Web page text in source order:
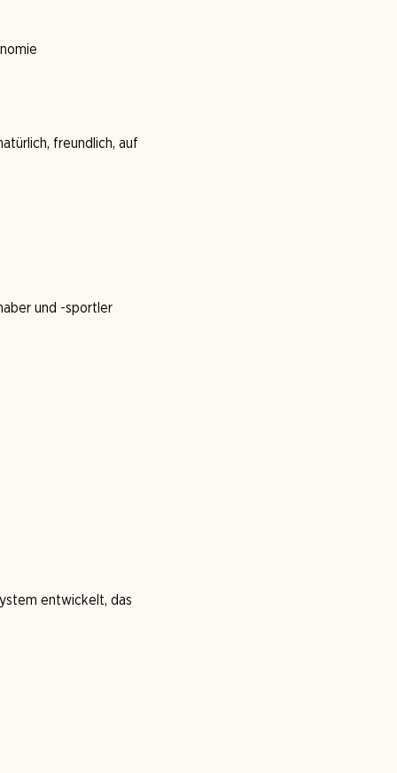
freundlich, auf
und -sportler
entwickelt, das